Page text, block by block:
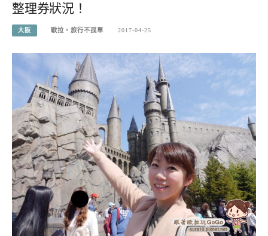
整理券狀況！
大阪 歐拉。旅行不孤單 2017-04-25